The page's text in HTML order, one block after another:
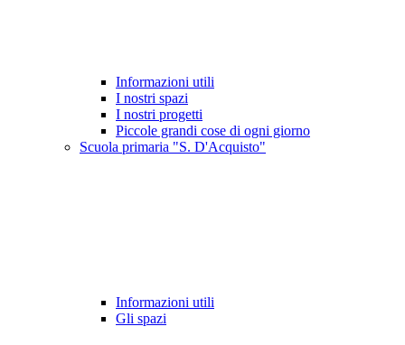
Informazioni utili
I nostri spazi
I nostri progetti
Piccole grandi cose di ogni giorno
Scuola primaria "S. D'Acquisto"
Informazioni utili
Gli spazi